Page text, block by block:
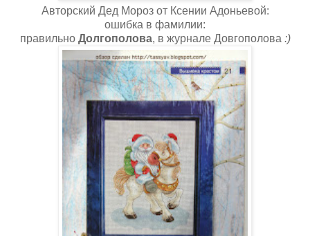
Авторский Дед Мороз от Ксении Адоньевой:
ошибка в фамилии:
правильно Долгополова, в журнале Довгополова :)